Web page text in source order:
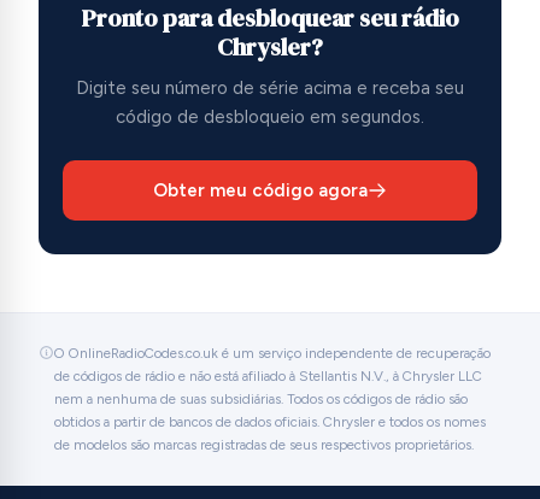
Pronto para desbloquear seu rádio
Chrysler?
Digite seu número de série acima e receba seu
código de desbloqueio em segundos.
Obter meu código agora
O OnlineRadioCodes.co.uk é um serviço independente de recuperação
de códigos de rádio e não está afiliado à Stellantis N.V., à Chrysler LLC
nem a nenhuma de suas subsidiárias. Todos os códigos de rádio são
obtidos a partir de bancos de dados oficiais. Chrysler e todos os nomes
de modelos são marcas registradas de seus respectivos proprietários.